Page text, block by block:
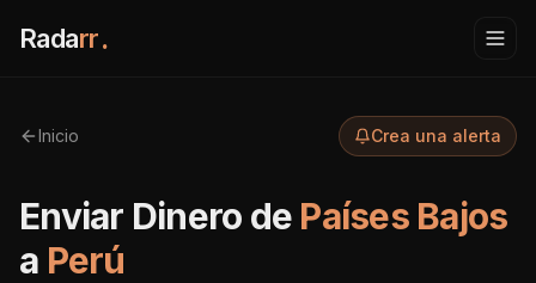
Radarr.
Inicio Crea una alerta
Enviar Dinero de Países Bajos
a Perú